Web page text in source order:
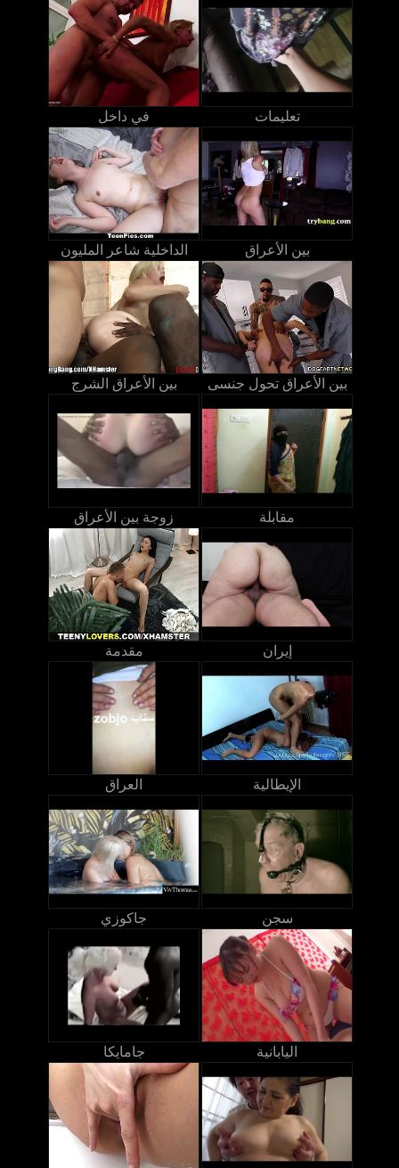
في داخل تعليمات
الداخلية شاعر المليون بين الأعراق
بين الأعراق الشرج بين الأعراق تحول جنسى
زوجة بين الأعراق مقابلة
مقدمة إيران
العراق الإيطالية
جاكوزي سجن
جامايكا اليابانية